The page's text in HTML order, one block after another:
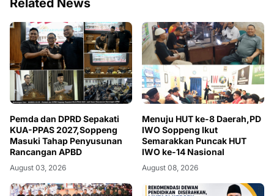
Related News
Pemda dan DPRD Sepakati
KUA-PPAS 2027,Soppeng
Masuki Tahap Penyusunan
Rancangan APBD
August 03, 2026
Menuju HUT ke-8 Daerah,PD
IWO Soppeng Ikut
Semarakkan Puncak HUT
IWO ke-14 Nasional
August 08, 2026